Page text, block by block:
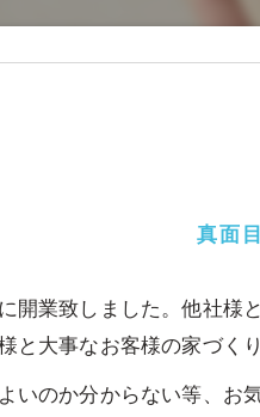
真面
開業致しました。他社様
と大事なお客様の家づく
いのか分からない等、お